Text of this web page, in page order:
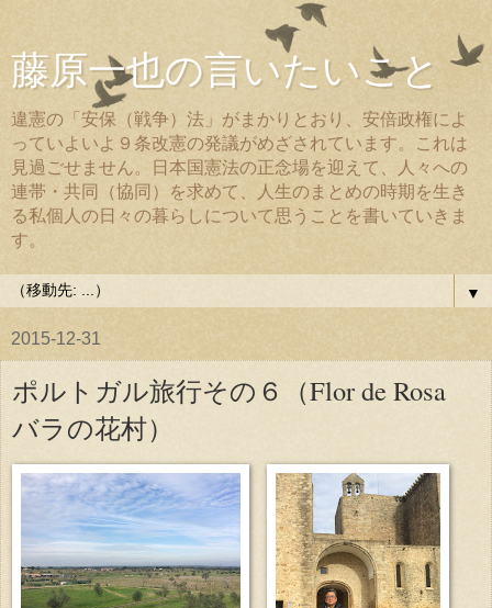
藤原一也の言いたいこと
違憲の「安保（戦争）法」がまかりとおり、安倍政権によ
っていよいよ９条改憲の発議がめざされています。これは
見過ごせません。日本国憲法の正念場を迎えて、人々への
連帯・共同（協同）を求めて、人生のまとめの時期を生き
る私個人の日々の暮らしについて思うことを書いていきま
す。
▼
2015-12-31
ポルトガル旅行その６（Flor de Rosa
バラの花村）